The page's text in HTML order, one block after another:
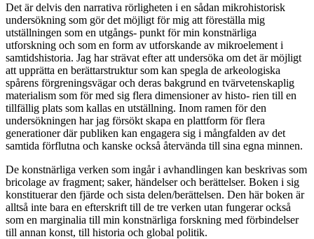
Det är delvis den narrativa rörligheten i en sådan mikrohistorisk
undersökning som gör det möjligt för mig att föreställa mig
utställningen som en utgångs- punkt för min konstnärliga
utforskning och som en form av utforskande av mikroelement i
samtidshistoria. Jag har strävat efter att undersöka om det är möjligt
att upprätta en berättarstruktur som kan spegla de arkeologiska
spårens förgreningsvägar och deras bakgrund en tvärvetenskaplig
materialism som för med sig flera dimensioner av histo- rien till en
tillfällig plats som kallas en utställning. Inom ramen för den
undersökningen har jag försökt skapa en plattform för flera
generationer där publiken kan engagera sig i mångfalden av det
samtida förflutna och kanske också återvända till sina egna minnen.
De konstnärliga verken som ingår i avhandlingen kan beskrivas som
bricolage av fragment; saker, händelser och berättelser. Boken i sig
konstituerar den fjärde och sista delen/berättelsen. Den här boken är
alltså inte bara en efterskrift till de tre verken utan fungerar också
som en marginalia till min konstnärliga forskning med förbindelser
till annan konst, till historia och global politik.